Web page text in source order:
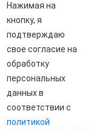
Нажимая на
кнопку, я
подтверждаю
свое согласие на
обработку
персональных
данных в
соответствии с
политикой